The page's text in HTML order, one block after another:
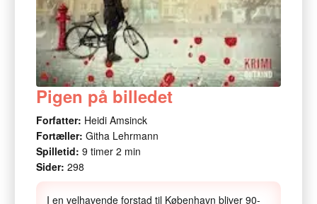
Pigen på billedet
Forfatter: Heidi Amsinck
Fortæller: Githa Lehrmann
Spilletid: 9 timer 2 min
Sider: 298
I en velhavende forstad til København bliver 90-